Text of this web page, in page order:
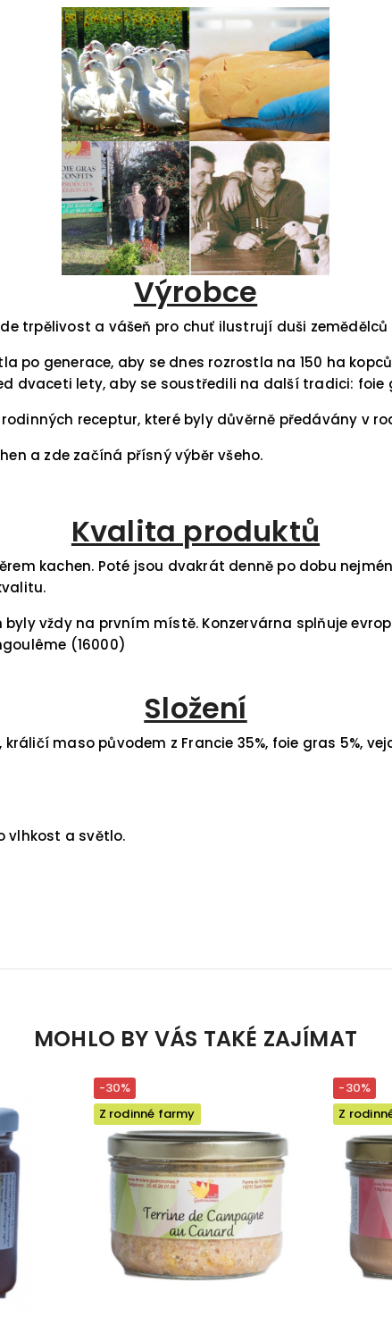
Výrobce
trpělivost a vášeň pro chuť ilustrují duši zemědělců
po generace, aby se dnes rozrostla na 150 ha
dvaceti lety, aby se soustředili na další tradici: foie
receptur, které byly důvěrně předávány v
a zde začíná přísný výběr všeho.
Kvalita produktů
kachen. Poté jsou dvakrát denně po dobu
vždy na prvním místě. Konzervárna splňuje
(16000)
Složení
maso původem z Francie 35%, foie gras 5%,
vlhkost a světlo.
MOHLO BY VÁS TAKÉ ZAJÍMAT
-30%
Z rodinné farmy
-30%
Z